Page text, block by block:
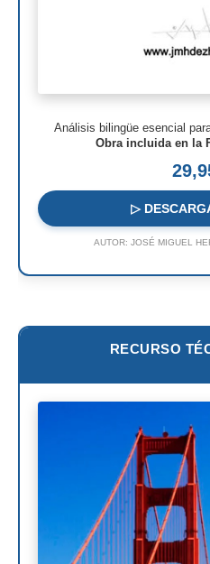
Zaha Hadid
Oscar Niemeyer
Mies van der Rohe
William Pereira
Frank Lloyd Wright
Miguel Ángel Buonarroti
Análisis bilingüe esencial
Obra incluida en la
▷
AUTOR: JOSÉ MIGUEL
RECURSO